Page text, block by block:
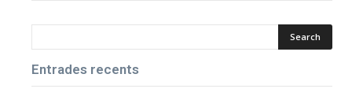
Entrades recents